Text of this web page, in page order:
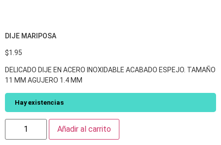
DIJE MARIPOSA
$1.95
DELICADO DIJE EN ACERO INOXIDABLE ACABADO ESPEJO. TAMAÑO
11 MM AGUJERO 1.4 MM
Hay existencias
Añadir al carrito